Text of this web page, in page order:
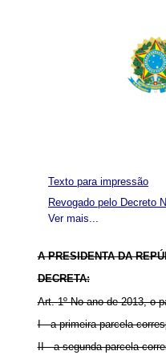
Ver mais...
Texto para impressão
Revogado pelo Decreto
A PRESIDENTA DA
DECRETA:
Art. 1º No ano de 2013, o
I - a primeira parcela
II - a segunda parcela